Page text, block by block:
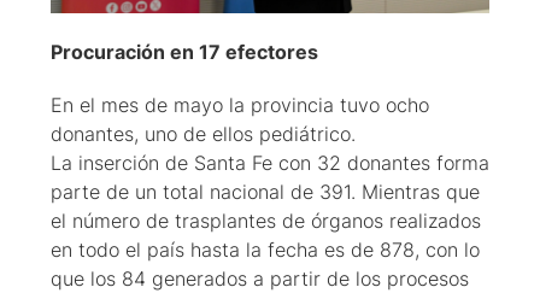
Procuración en 17 efectores
En el mes de mayo la provincia tuvo ocho
donantes, uno de ellos pediátrico.
La inserción de Santa Fe con 32 donantes forma
parte de un total nacional de 391. Mientras que
el número de trasplantes de órganos realizados
en todo el país hasta la fecha es de 878, con lo
que los 84 generados a partir de los procesos